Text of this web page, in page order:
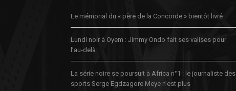
Le mémorial du « père de la Concorde » bientôt livré
Lundi noir à Oyem : Jimmy Ondo fait ses valises pour
l’au-delà
La série noire se poursuit à Africa n°1 : le journaliste des
sports Serge Egdzagore Meye n’est plus